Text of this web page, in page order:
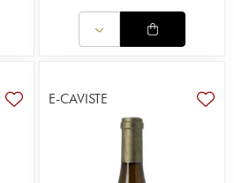
E-CAVISTE